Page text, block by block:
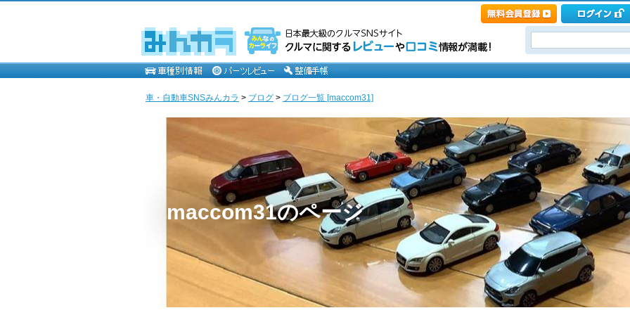
車・自動車SNSみんカラ > ブログ > ブログ一覧 [maccom31]
maccom31のページ